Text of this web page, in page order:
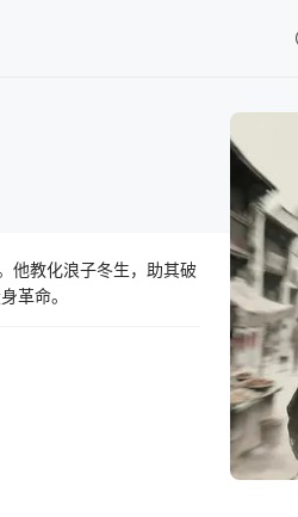
暂无观看影片的记录
他教化浪子冬生，助其破
革命。